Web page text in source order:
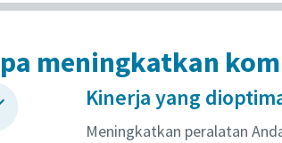
meningkatkan
Kinerja yang
Meningkatkan peralatan